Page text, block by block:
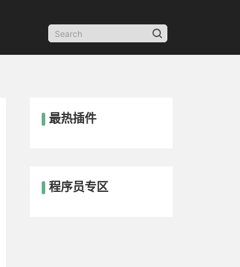
最热插件
程序员专区